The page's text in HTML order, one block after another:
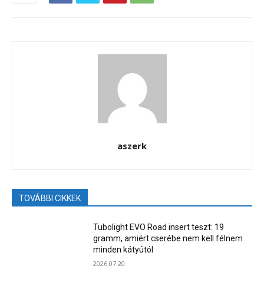
aszerk
TOVÁBBI CIKKEK
Tubolight EVO Road insert teszt: 19
gramm, amiért cserébe nem kell félnem
minden kátyútól
2026.07.20.